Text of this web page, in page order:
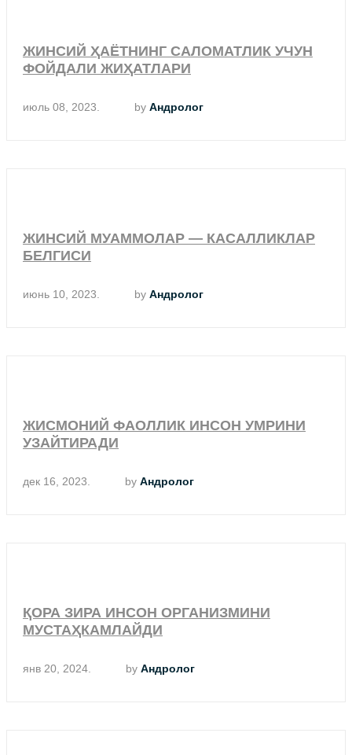
ЖИНСИЙ ҲАЁТНИНГ САЛОМАТЛИК УЧУН
ФОЙДАЛИ ЖИҲАТЛАРИ
июль 08, 2023. by Андролог
ЖИНСИЙ МУАММОЛАР — КАСАЛЛИКЛАР
БЕЛГИСИ
июнь 10, 2023. by Андролог
ЖИСМОНИЙ ФАОЛЛИК ИНСОН УМРИНИ
УЗАЙТИРАДИ
дек 16, 2023. by Андролог
ҚОРА ЗИРА ИНСОН ОРГАНИЗМИНИ
МУСТАҲКАМЛАЙДИ
янв 20, 2024. by Андролог